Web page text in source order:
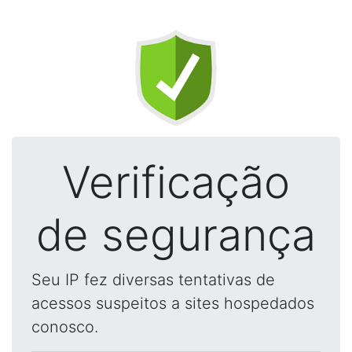
Verificação
de segurança
Seu IP fez diversas tentativas de
acessos suspeitos a sites hospedados
conosco.